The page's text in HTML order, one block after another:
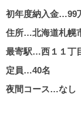
初年度納入金…99
住所…北海道札幌
最寄駅…西１１丁
定員…40名
夜間コース…なし